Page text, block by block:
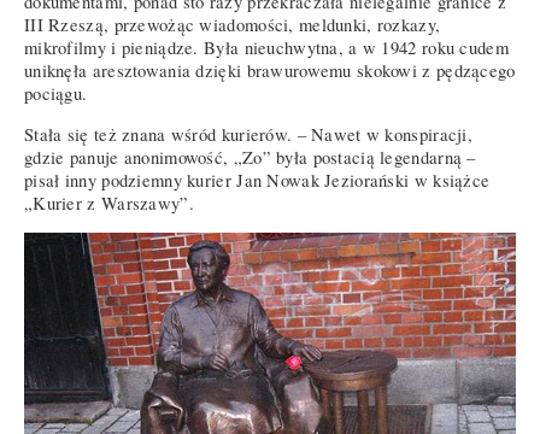
III Rzeszą, przewożąc wiadomości, meldunki, rozkazy,
mikrofilmy i pieniądze. Była nieuchwytna, a w 1942 roku cudem
uniknęła aresztowania dzięki brawurowemu skokowi z pędzącego
pociągu.
Stała się też znana wśród kurierów. – Nawet w konspiracji,
gdzie panuje anonimowość, „Zo” była postacią legendarną –
pisał inny podziemny kurier Jan Nowak Jeziorański w książce
„Kurier z Warszawy”.